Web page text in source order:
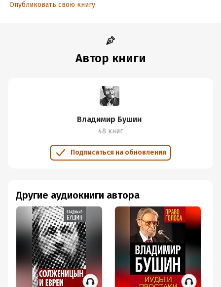
Опубликовать свою книгу
Автор книги
Владимир Бушин
48 книг
Подписаться на обновления
Другие аудиокниги автора